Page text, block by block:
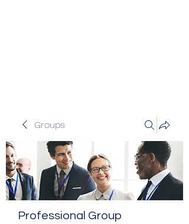
Groups
Professional Group